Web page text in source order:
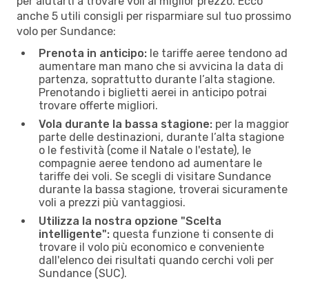
anche 5 utili consigli per risparmiare sul tuo prossimo
volo per Sundance:
Prenota in anticipo: le tariffe aeree tendono ad
aumentare man mano che si avvicina la data di
partenza, soprattutto durante l’alta stagione.
Prenotando i biglietti aerei in anticipo potrai
trovare offerte migliori.
Vola durante la bassa stagione: per la maggior
parte delle destinazioni, durante l’alta stagione
o le festività (come il Natale o l'estate), le
compagnie aeree tendono ad aumentare le
tariffe dei voli. Se scegli di visitare Sundance
durante la bassa stagione, troverai sicuramente
voli a prezzi più vantaggiosi.
Utilizza la nostra opzione "Scelta
intelligente": questa funzione ti consente di
trovare il volo più economico e conveniente
dall'elenco dei risultati quando cerchi voli per
Sundance (SUC).